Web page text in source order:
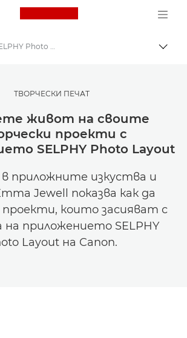
Canon Logo, back to
Вдъхновете се | Съвети за фотография и печат и ръководства за купувача
Съвети и техники за фотография и печат
Приложение SELPHY Photo Layout
ТВОРЧЕСКИ ПЕЧАТ
живот на своите
проекти с
SELPHY Photo Layout
приложните изкуства и
Jewell показва как да
които засияват с
приложението SELPHY
Layout на Canon.